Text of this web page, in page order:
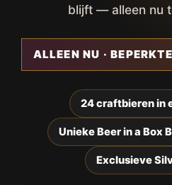
blijft — alleen nu
ALLEEN NU ·
24 craftbieren in
Unieke Beer in a Box
Exclusieve